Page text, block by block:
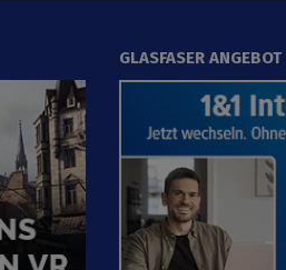
GLASFASER ANGEBOT